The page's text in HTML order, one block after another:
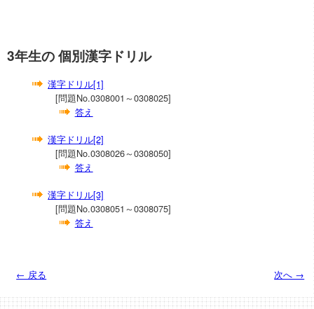
3年生の 個別漢字ドリル
漢字ドリル[1]
[問題No.0308001～0308025]
答え
漢字ドリル[2]
[問題No.0308026～0308050]
答え
漢字ドリル[3]
[問題No.0308051～0308075]
答え
← 戻る 次へ →